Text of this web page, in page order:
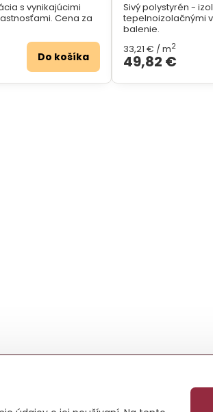
s vynikajúcimi
Cena za
Do košíka
Sivý polystyrén -
tepelnoizolačnými
balenie.
49,82 €
33,21 € / m2